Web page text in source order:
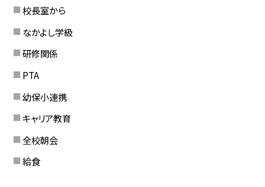
校長室から
なかよし学級
研修関係
PTA
幼保小連携
キャリア教育
全校朝会
給食